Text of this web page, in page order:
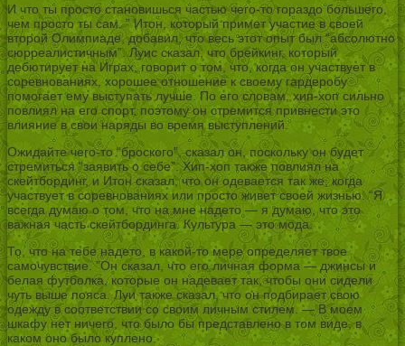
И что ты просто становишься частью чего-то гораздо большего,
чем просто ты сам. ” Итон, который примет участие в своей
второй Олимпиаде, добавил, что весь этот опыт был “абсолютно
сюрреалистичным”. Луис сказал, что брейкинг, который
дебютирует на Играх, говорит о том, что, когда он участвует в
соревнованиях, хорошее отношение к своему гардеробу
помогает ему выступать лучше. По его словам, хип-хоп сильно
повлиял на его спорт, поэтому он стремится привнести это
влияние в свои наряды во время выступлений.
Ожидайте чего-то “броского”, сказал он, поскольку он будет
стремиться “заявить о себе”. Хип-хоп также повлиял на
скейтбординг, и Итон сказал, что он одевается так же, когда
участвует в соревнованиях или просто живет своей жизнью. “Я
всегда думаю о том, что на мне надето — я думаю, что это
важная часть скейтбординга. Культура — это мода.
То, что на тебе надето, в какой-то мере определяет твое
самочувствие. ”Он сказал, что его личная форма — джинсы и
белая футболка, которые он надевает так, чтобы они сидели
чуть выше пояса. Луи также сказал, что он подбирает свою
одежду в соответствии со своим личным стилем. — В моем
шкафу нет ничего, что было бы представлено в том виде, в
каком оно было куплено.